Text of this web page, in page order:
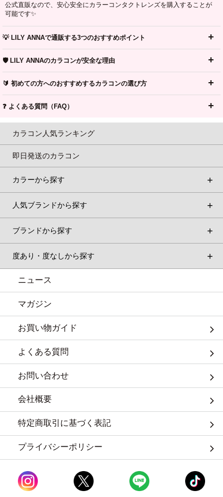
公式直販なので、安心安全にカラーコンタクトレンズを購入することが
可能です✨
💡 LILY ANNAで通販する3つのおすすめポイント
🛡️ LILY ANNAのカラコンが安全な理由
🔰 初めての方へのおすすめするカラコンの選び方
❓ よくある質問（FAQ）
カラコン人気ランキング
即日発送のカラコン
カラーから探す
人気ブランドから探す
ブランドから探す
度あり・度なしから探す
ニュース
マガジン
お買い物ガイド
よくある質問
お問い合わせ
会社概要
特定商取引に基づく表記
プライバシーポリシー